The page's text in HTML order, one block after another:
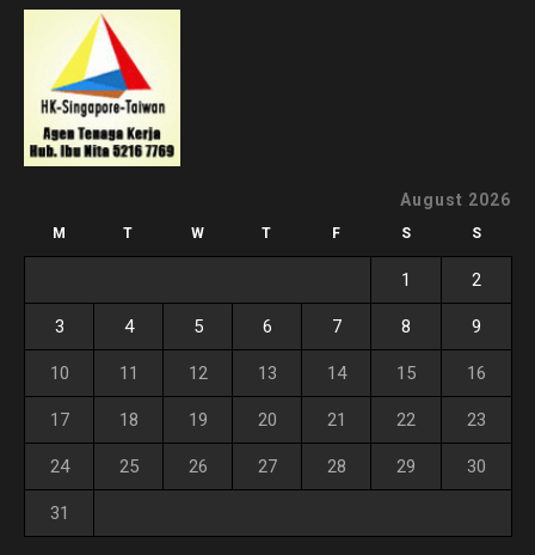
August 2026
M T W T F S S
1 2
3 4 5 6 7 8 9
10 11 12 13 14 15 16
17 18 19 20 21 22 23
24 25 26 27 28 29 30
31